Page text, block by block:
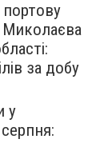
портову
Миколаєва
за добу
у